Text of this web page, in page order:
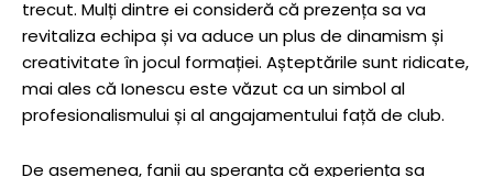
trecut. Mulți dintre ei consideră că prezența sa va
revitaliza echipa și va aduce un plus de dinamism și
creativitate în jocul formației. Așteptările sunt ridicate,
mai ales că Ionescu este văzut ca un simbol al
profesionalismului și al angajamentului față de club.
De asemenea, fanii au speranța că experiența sa